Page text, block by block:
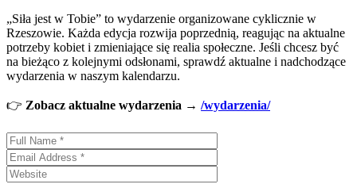
„Siła jest w Tobie” to wydarzenie organizowane cyklicznie w
Rzeszowie. Każda edycja rozwija poprzednią, reagując na aktualne
potrzeby kobiet i zmieniające się realia społeczne. Jeśli chcesz być
na bieżąco z kolejnymi odsłonami, sprawdź aktualne i nadchodzące
wydarzenia w naszym kalendarzu.
👉 Zobacz aktualne wydarzenia → /wydarzenia/